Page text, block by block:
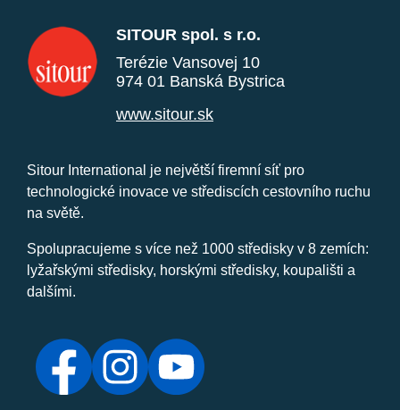
SITOUR spol. s r.o.
Terézie Vansovej 10
974 01 Banská Bystrica
www.sitour.sk
Sitour International je největší firemní síť pro
technologické inovace ve střediscích cestovního ruchu
na světě.
Spolupracujeme s více než 1000 středisky v 8 zemích:
lyžařskými středisky, horskými středisky, koupališti a
dalšími.